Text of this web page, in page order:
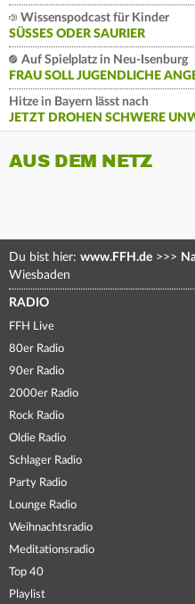
Wissenspodcast für Kinder
SÜSSES ODER SAURIER
Auf Spielplatz in Neu-Isenburg
FRAU SOLL JUGENDLICHE
Hitze in Bayern lässt nach
JETZT DROHEN SCHWERE
AUS DEM NETZ
Du bist hier: www.FFH.de >>>
Wiesbaden
RADIO
FFH Live
80er Radio
90er Radio
2000er Radio
Rock Radio
Oldie Radio
Schlager Radio
Party Radio
Lounge Radio
Weihnachtsradio
Meditationsradio
Top 40
Playlist